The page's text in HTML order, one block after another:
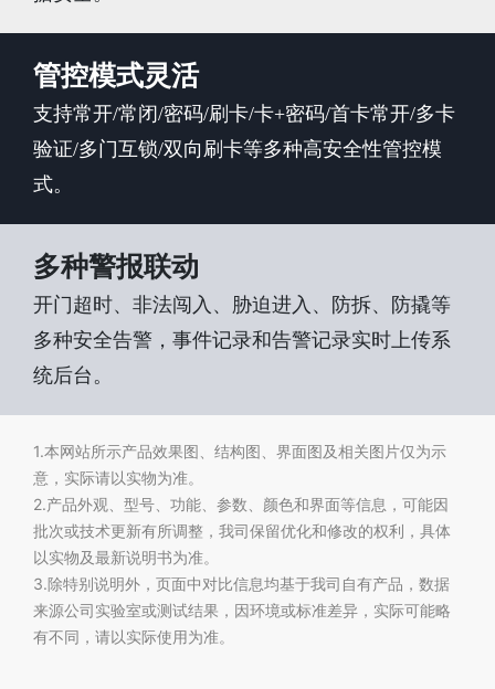
管控模式灵活
支持常开/常闭/密码/刷卡/卡+密码/首卡常开/多卡
验证/多门互锁/双向刷卡等多种高安全性管控模
式。
多种警报联动
开门超时、非法闯入、胁迫进入、防拆、防撬等
多种安全告警，事件记录和告警记录实时上传系
统后台。
1.本网站所示产品效果图、结构图、界面图及相关图片仅为示
意，实际请以实物为准。
2.产品外观、型号、功能、参数、颜色和界面等信息，可能因
批次或技术更新有所调整，我司保留优化和修改的权利，具体
以实物及最新说明书为准。
3.除特别说明外，页面中对比信息均基于我司自有产品，数据
来源公司实验室或测试结果，因环境或标准差异，实际可能略
有不同，请以实际使用为准。